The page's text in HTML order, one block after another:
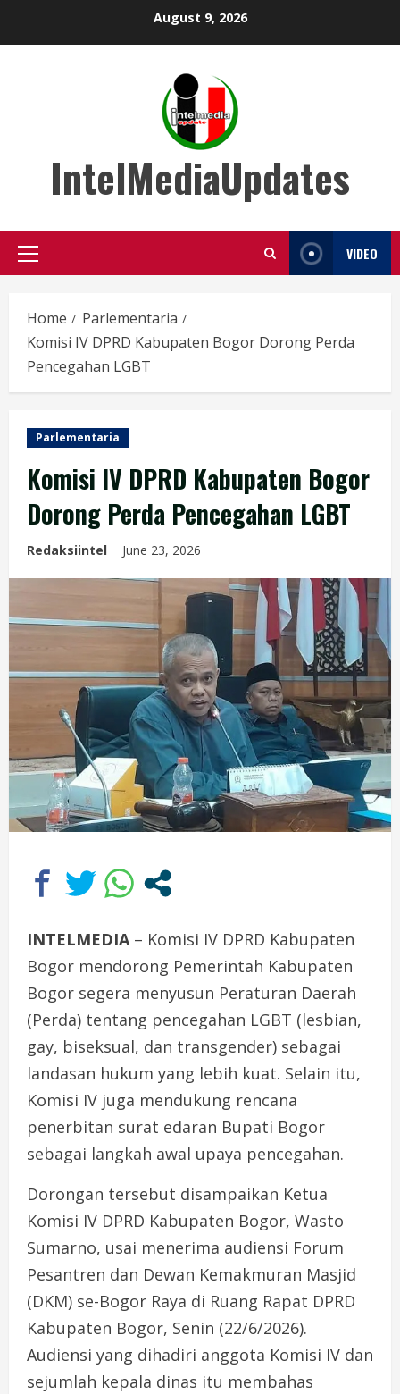
August 9, 2026
IntelMediaUpdates
Primary
VIDEO
Home
Parlementaria
Komisi IV DPRD Kabupaten Bogor Dorong Perda
Pencegahan LGBT
Parlementaria
Komisi IV DPRD Kabupaten Bogor
Dorong Perda Pencegahan LGBT
Redaksiintel June 23, 2026
INTELMEDIA– Komisi IV DPRD Kabupaten
Bogor mendorong Pemerintah Kabupaten
Bogor segera menyusun Peraturan Daerah
(Perda) tentang pencegahan LGBT (lesbian,
gay, biseksual, dan transgender) sebagai
landasan hukum yang lebih kuat. Selain itu,
Komisi IV juga mendukung rencana
penerbitan surat edaran Bupati Bogor
sebagai langkah awal upaya pencegahan.
Dorongan tersebut disampaikan Ketua
Komisi IV DPRD Kabupaten Bogor, Wasto
Sumarno, usai menerima audiensi Forum
Pesantren dan Dewan Kemakmuran Masjid
(DKM) se-Bogor Raya di Ruang Rapat DPRD
Kabupaten Bogor, Senin (22/6/2026).
Audiensi yang dihadiri anggota Komisi IV dan
sejumlah kepala dinas itu membahas